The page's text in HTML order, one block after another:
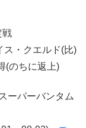
戦
・クエルド(比)
(のちに返上)
ーパーバンタム